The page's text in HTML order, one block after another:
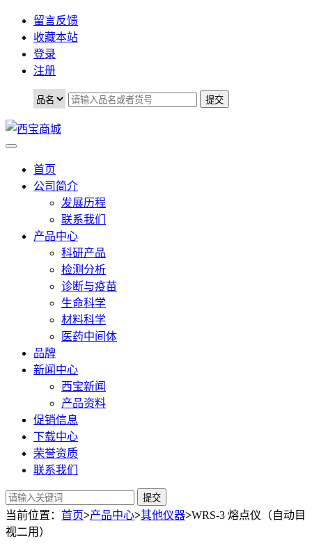
留言反馈
收藏本站
登录
注册
首页
公司简介
发展历程
联系我们
产品中心
科研产品
检测分析
诊断与疫苗
生命科学
材料科学
医药中间体
品牌
新闻中心
西宝新闻
产品资料
促销信息
下载中心
荣誉资质
联系我们
提交
当前位置： 首页>产品中心>其他仪器>WRS-3 熔点仪（自动目
视二用）